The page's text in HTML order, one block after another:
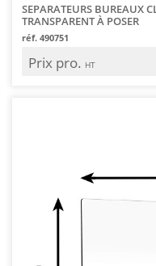
SEPARATEURS BUREAUX
TRANSPARENT À POSER
réf. 490751
Prix pro. HT